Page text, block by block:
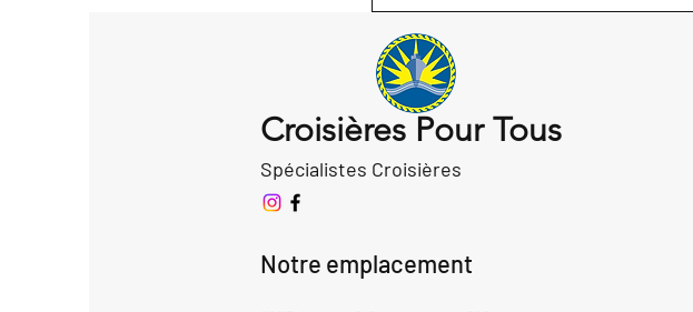
Croisières Pour Tous
Spécialistes Croisières
Notre emplacement